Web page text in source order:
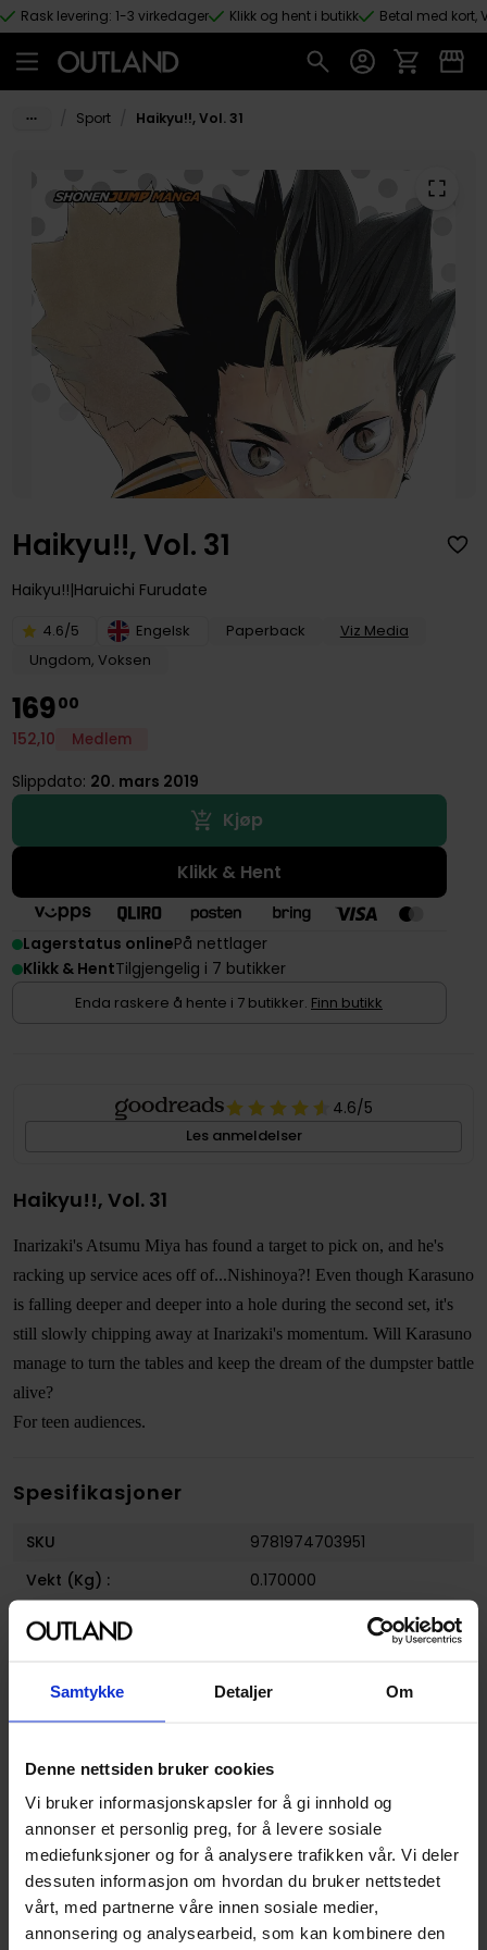
Samtykke Detaljer Om
Denne nettsiden bruker cookies
Vi bruker informasjonskapsler for å gi innhold og
annonser et personlig preg, for å levere sosiale
mediefunksjoner og for å analysere trafikken vår. Vi deler
dessuten informasjon om hvordan du bruker nettstedet
vårt, med partnerne våre innen sosiale medier,
annonsering og analysearbeid, som kan kombinere den
Hopp til hovedinnhold
Rask levering: 1-3 virkedager Klikk og hent i butikk Betal med kort,
Sport Haikyu!!, Vol. 31
Haikyu!!, Vol. 31
Haikyu!! Haruichi Furudate
4.6/5 Engelsk Paperback
Viz Media
Ungdom, Voksen
16900
152,10 Medlem
Slippdato: 20. mars 2019
Kjøp
Klikk & Hent
Lagerstatus onlinePå nettlager
Klikk & HentTilgjengelig i 7 butikker
Enda raskere å hente i 7 butikker. Finn butikk
4.6/5
Les anmeldelser
Haikyu!!, Vol. 31
Inarizaki's Atsumu Miya has found a target to pick on, and he's
racking up service aces off of...Nishinoya?! Even though Karasuno
is falling deeper and deeper into a hole during the second set, it's
still slowly chipping away at Inarizaki's momentum. Will Karasuno
manage to turn the tables and keep the dream of the dumpster battle
alive?
For teen audiences.
Spesifikasjoner
SKU
9781974703951
Vekt (Kg) :
0.170000
Country of Manufacture
Serie
Haikyu!!
Sjanger
Sport
Illustratør
Haruichi Furudate
Antall Sider
192
Utgiver
Viz Media
Lanseringsdato
20.03.2019